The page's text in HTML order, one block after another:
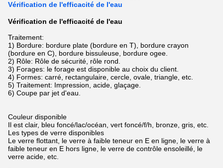
Vérification de l'efficacité de l'eau
Vérification de l'efficacité de l'eau
Traitement:
1) Bordure: bordure plate (bordure en T), bordure crayon
(bordure en C), bordure bissuleuse, bordure ogee.
2) Rôle: Rôle de sécurité, rôle rond.
3) Forages: le forage est disponible au choix du client.
4) Formes: carré, rectangulaire, cercle, ovale, triangle, etc.
5) Traitement: Impression, acide, glaçage.
6) Coupe par jet d'eau.
Couleur disponible
Il est clair, bleu foncé/lac/océan, vert foncé/f/h, bronze, gris, etc.
Les types de verre disponibles
Le verre flottant, le verre à faible teneur en E en ligne, le verre à
faible teneur en E hors ligne, le verre de contrôle ensoleillé, le
verre acide, etc.